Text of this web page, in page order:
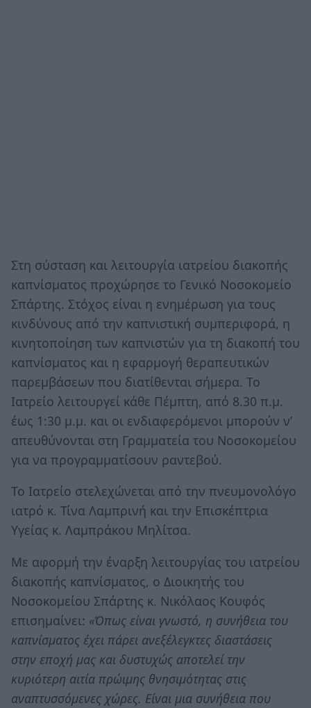
Στη σύσταση και λειτουργία ιατρείου διακοπής
καπνίσματος προχώρησε το Γενικό Νοσοκομείο
Σπάρτης. Στόχος είναι η ενημέρωση για τους
κινδύνους από την καπνιστική συμπεριφορά, η
κινητοποίηση των καπνιστών για τη διακοπή του
καπνίσματος και η εφαρμογή θεραπευτικών
παρεμβάσεων που διατίθενται σήμερα. Το
Ιατρείο λειτουργεί κάθε Πέμπτη, από 8.30 π.μ.
έως 1:30 μ.μ. και οι ενδιαφερόμενοι μπορούν ν’
απευθύνονται στη Γραμματεία του Νοσοκομείου
για να προγραμματίσουν ραντεβού.
Το Ιατρείο στελεχώνεται από την πνευμονολόγο
ιατρό κ. Τίνα Λαμπρινή και την Επισκέπτρια
Υγείας κ. Λαμπράκου Μηλίτσα.
Με αφορμή την έναρξη λειτουργίας του ιατρείου
διακοπής καπνίσματος, ο Διοικητής του
Νοσοκομείου Σπάρτης κ. Νικόλαος Κουφός
επισημαίνει: «Όπως είναι γνωστό, η συνήθεια του
καπνίσματος έχει πάρει ανεξέλεγκτες διαστάσεις
στην εποχή μας και δυστυχώς αποτελεί την
κυριότερη αιτία πρώιμης θνησιμότητας στις
αναπτυσσόμενες χώρες. Είναι μια συνήθεια που